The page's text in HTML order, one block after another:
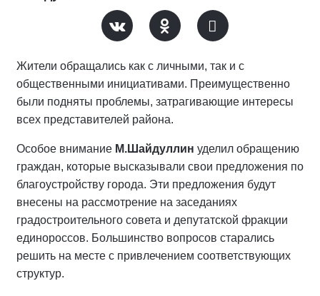
Жители обращались как с личными, так и с
общественными инициативами. Преимущественно
были подняты проблемы, затрагивающие интересы
всех представителей района.
Особое внимание М.Шайдуллин уделил обращению
граждан, которые высказывали свои предложения по
благоустройству города. Эти предложения будут
внесены на рассмотрение на заседаниях
градостроительного совета и депутатской фракции
единороссов. Большинство вопросов старались
решить на месте с привлечением соответствующих
структур.